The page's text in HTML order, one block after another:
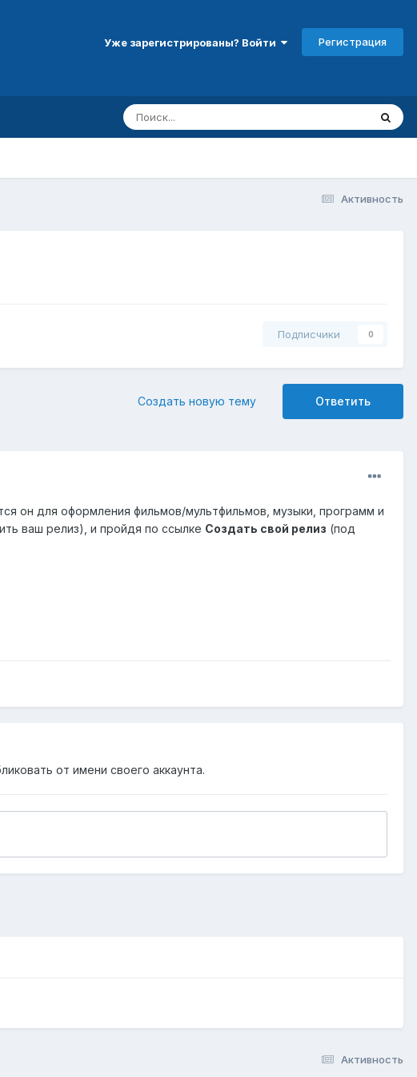
Уже зарегистрированы? Войти Регистрация
Активность
Подписчики 0
Ответить
Создать новую тему
он для оформления фильмов/мультфильмов, музыки, программ и
ваш релиз), и пройдя по ссылке Создать свой релиз (под
от имени своего аккаунта.
Активность